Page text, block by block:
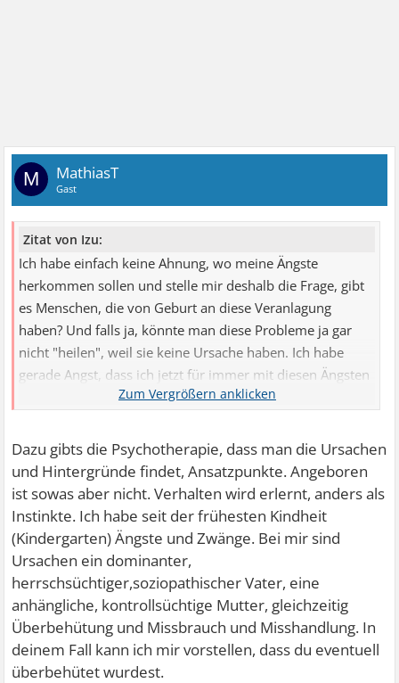
M MathiasT
Gast
Zitat von Izu:
Ich habe einfach keine Ahnung, wo meine Ängste
herkommen sollen und stelle mir deshalb die Frage, gibt
es Menschen, die von Geburt an diese Veranlagung
haben? Und falls ja, könnte man diese Probleme ja gar
nicht "heilen", weil sie keine Ursache haben. Ich habe
gerade Angst, dass ich jetzt für immer mit diesen Ängsten
leben muss, das könnte ich nicht!
Dazu gibts die Psychotherapie, dass man die Ursachen
und Hintergründe findet, Ansatzpunkte. Angeboren
ist sowas aber nicht. Verhalten wird erlernt, anders als
Instinkte. Ich habe seit der frühesten Kindheit
(Kindergarten) Ängste und Zwänge. Bei mir sind
Ursachen ein dominanter,
herrschsüchtiger,soziopathischer Vater, eine
anhängliche, kontrollsüchtige Mutter, gleichzeitig
Überbehütung und Missbrauch und Misshandlung. In
deinem Fall kann ich mir vorstellen, dass du eventuell
überbehütet wurdest.